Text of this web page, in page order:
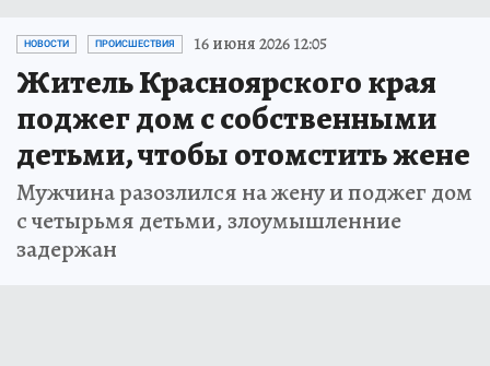
НОВОСТИ ПРОИСШЕСТВИЯ 16 июня 2026 12:05
Житель Красноярского края
поджег дом с собственными
детьми, чтобы отомстить жене
Мужчина разозлился на жену и поджег дом
с четырьмя детьми, злоумышленние
задержан